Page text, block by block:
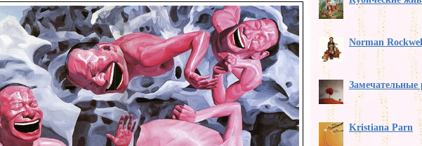
Norman
Замечательные
Kristiana Parn